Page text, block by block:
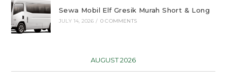
Sewa Mobil Elf Gresik Murah Short & Long
JULY 14, 2026 / 0 COMMENTS
AUGUST 2026